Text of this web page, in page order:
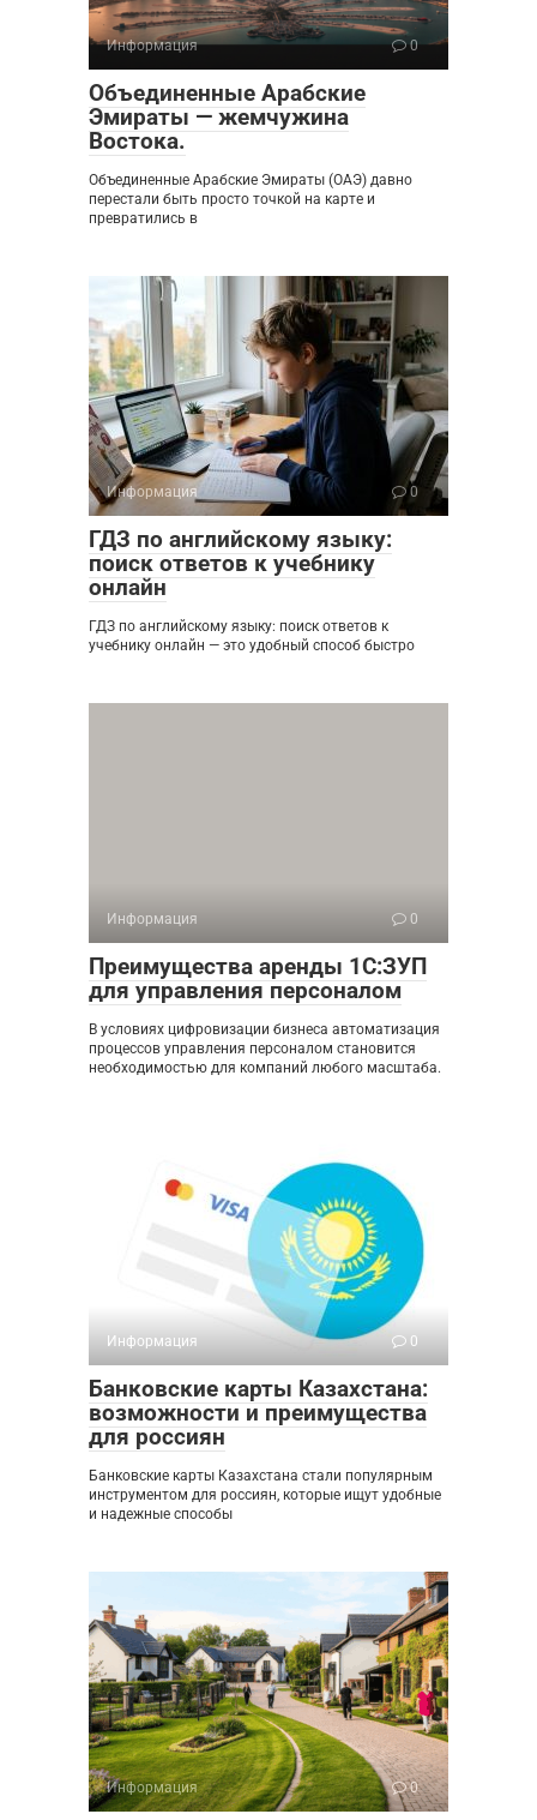
Информация 0
Объединенные Арабские
Эмираты — жемчужина
Востока.
Объединенные Арабские Эмираты (ОАЭ) давно
перестали быть просто точкой на карте и
превратились в
Информация 0
ГДЗ по английскому языку:
поиск ответов к учебнику
онлайн
ГДЗ по английскому языку: поиск ответов к
учебнику онлайн — это удобный способ быстро
Информация 0
Преимущества аренды 1С:ЗУП
для управления персоналом
В условиях цифровизации бизнеса автоматизация
процессов управления персоналом становится
необходимостью для компаний любого масштаба.
Информация 0
Банковские карты Казахстана:
возможности и преимущества
для россиян
Банковские карты Казахстана стали популярным
инструментом для россиян, которые ищут удобные
и надежные способы
Информация 0